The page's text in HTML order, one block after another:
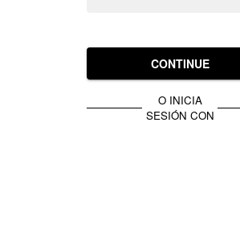
CONTINUE
O INICIA
SESIÓN CON